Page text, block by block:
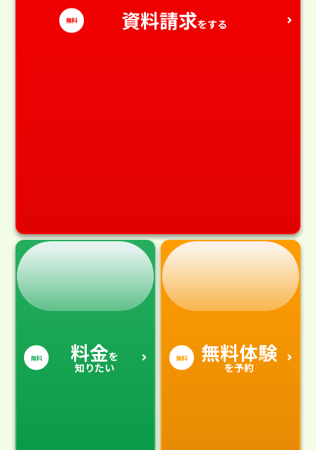
無料 資料請求をする
無料 料金を
知りたい
無料 無料体験
を予約